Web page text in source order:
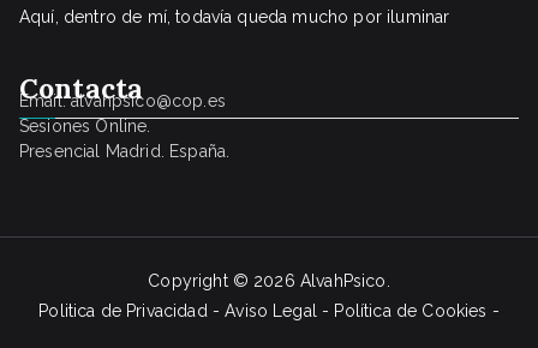
Aquí, dentro de mí, todavía queda mucho por iluminar
Contacta
Email: alvahpsico@cop.es
Sesiones Online.
Presencial Madrid. España.
Copyright © 2026 AlvahPsico
Politica de Privacidad - Aviso Legal - Política de Cookies -